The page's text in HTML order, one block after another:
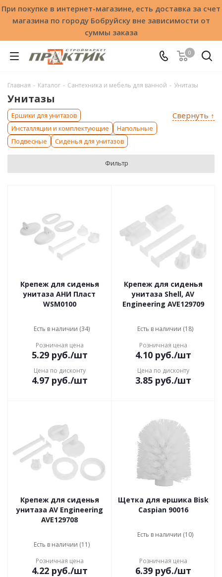
При покупке в интернет-магазине, есть доставка за счет
магазина по городу Бобруйску вне зависимости от
суммы заказа
0
Главная - Каталог - Сантехника и мебель для ванной - Унитазы
Унитазы
Свернуть ↑
Ершики для унитазов
Инсталляции и комплектующие
Напольные
Подвесные
Сиденья для унитазов
Фильтр
Крепеж для сиденья
унитаза АНИ Пласт
WSM0100
Есть в наличии (34)
Розничная цена
5.29руб./шт
Цена по дисконту
4.97руб./шт
Крепеж для сиденья
унитаза Shell, AV
Engineering AVE129709
Есть в наличии (18)
Розничная цена
4.10руб./шт
Цена по дисконту
3.85руб./шт
Крепеж для сиденья
унитаза AV Engineering
AVE129708
Есть в наличии (11)
Розничная цена
4.22руб./шт
Щетка для ершика Bisk
Caspian 90016
Есть в наличии (10)
Розничная цена
6.39руб./шт